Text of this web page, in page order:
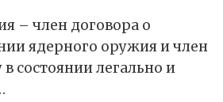
– член договора о
ядерного оружия и член
состоянии легально и